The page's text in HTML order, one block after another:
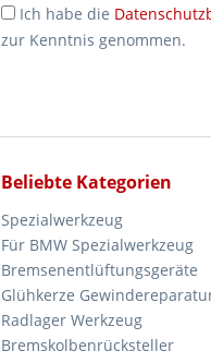
Ich habe die
zur Kenntnis genommen.
Beliebte Kategorien
Spezialwerkzeug
Für BMW Spezialwerkzeug
Bremsenentlüftungsgeräte
Glühkerze
Radlager Werkzeug
Bremskolbenrücksteller